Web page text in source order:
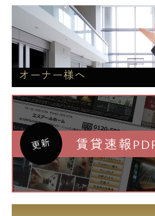
オーナー様へ
更新 賃貸速報